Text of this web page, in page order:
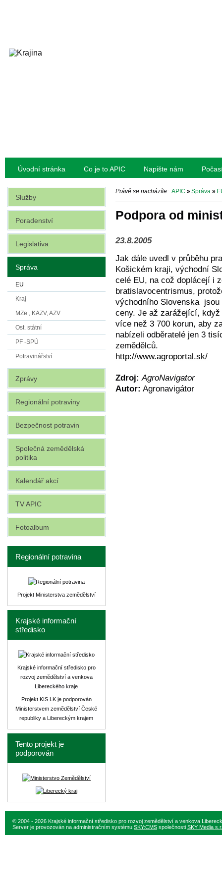
Úvodní stránka Co je to APIC Napište nám
Právě se nacházíte: APIC » Správa »
Podpora od
23.8.2005
Jak dále uvedl v průběhu
Košickém kraji, východní
celé EU, na což doplácejí i
bratislavocentrismus,
východního Slovenska
ceny. Je až zarážející,
více než 3 700 korun, aby
nabízeli odběratelé jen 3
zemědělců.
http://www.agroportal.sk/
Zdroj: AgroNavigator
Autor: Agronavigátor
Služby
Poradenství
Legislativa
Správa
EU
Kraj
MZe , KAZV, AZV
Ost. státní
PF -SPÚ
Potravinářství
Zprávy
Regionální potraviny
Bezpečnost potravin
Společná zemědělská
politika
Kalendář akcí
TV APIC
Fotoalbum
Regionální potravina
Projekt Ministerstva zemědělství
Krajské informační
středisko
Krajské informační středisko pro
rozvoj zemědělství a venkova
Libereckého kraje
Projekt KIS LK je podporován
Ministerstvem zemědělství České
republiky a Libereckým krajem
Tento projekt je
podporován
© 2004 - 2026 Krajské informační středisko pro rozvoj zemědělství a venkova
Server je provozován na administračním systému SKY:CMS společnosti SKY Media